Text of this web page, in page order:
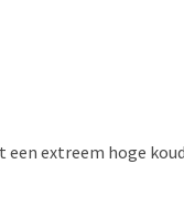
een extreem hoge